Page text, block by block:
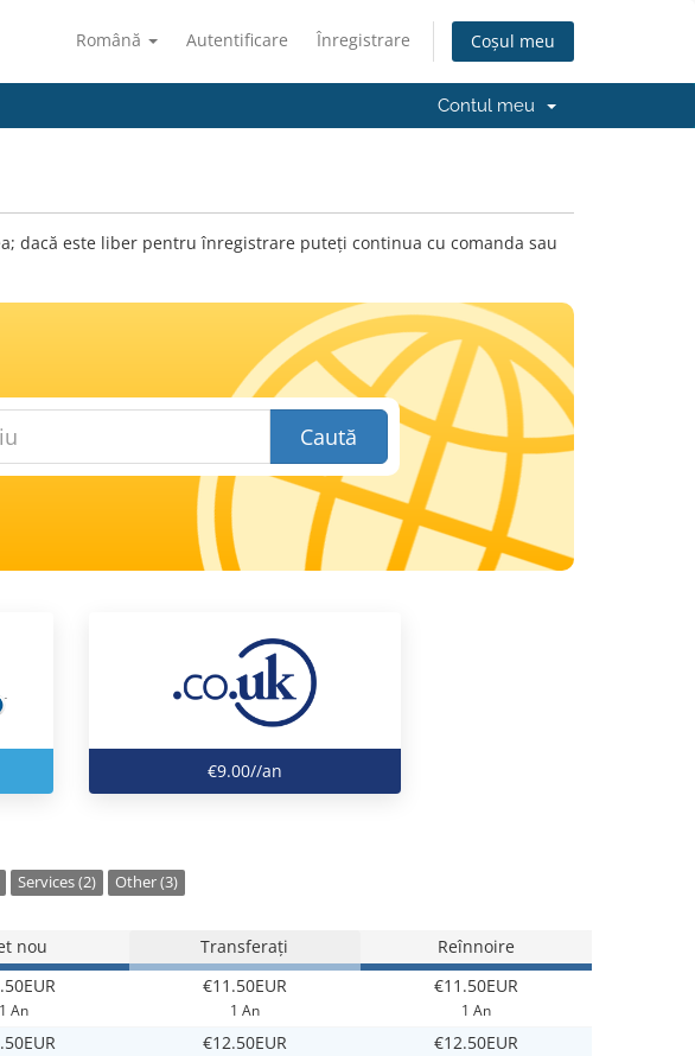
Română Autentificare Înregistrare Coșul meu
Contul meu
dacă este liber pentru înregistrare puteți continua cu comanda sau
Caută
€9.00//an
Services (2) Other (3)
nou Transferați Reînnoire
1 An
€11.50EUR
1 An
€11.50EUR
1 An
€12.50EUR €12.50EUR